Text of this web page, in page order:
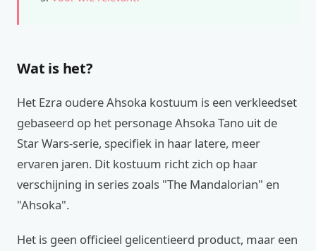
Wat is het?
Het Ezra oudere Ahsoka kostuum is een verkleedset
gebaseerd op het personage Ahsoka Tano uit de
Star Wars-serie, specifiek in haar latere, meer
ervaren jaren. Dit kostuum richt zich op haar
verschijning in series zoals "The Mandalorian" en
"Ahsoka".
Het is geen officieel gelicentieerd product, maar een